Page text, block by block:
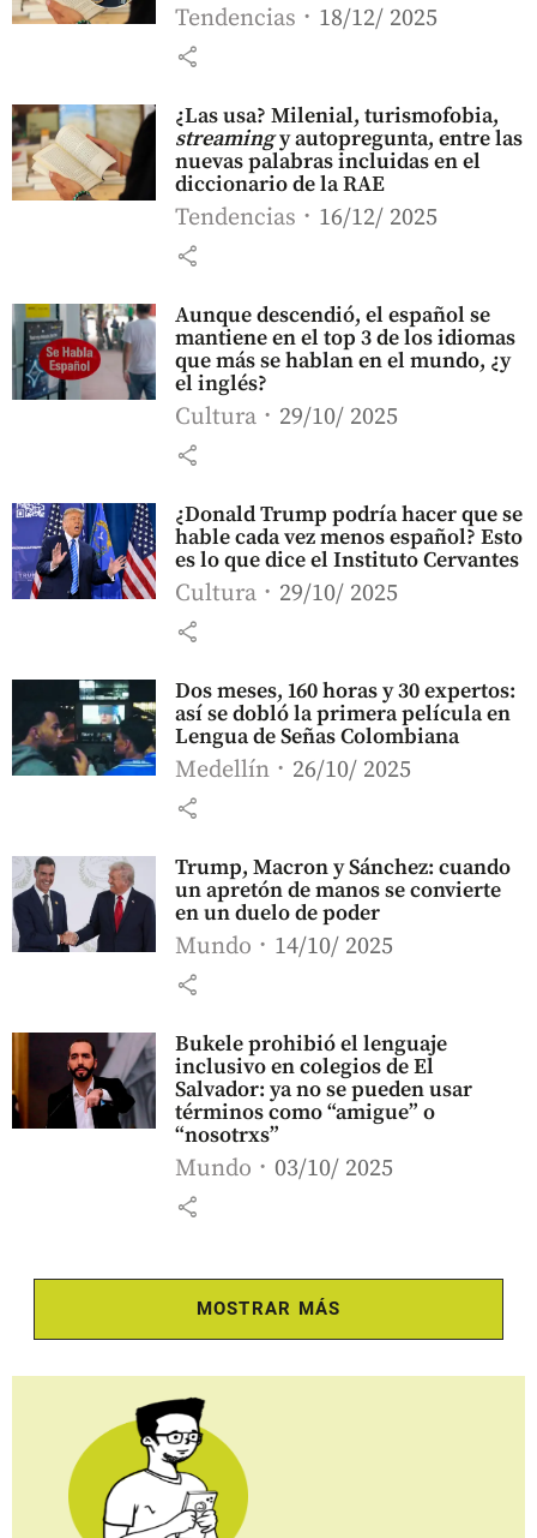
Tendencias 18/12/ 2025
share
¿Las usa? Milenial, turismofobia,
streamingy autopregunta, entre las
nuevas palabras incluidas en el
diccionario de la RAE
Tendencias 16/12/ 2025
share
Aunque descendió, el español se
mantiene en el top 3 de los idiomas
que más se hablan en el mundo, ¿y
el inglés?
Cultura 29/10/ 2025
share
¿Donald Trump podría hacer que se
hable cada vez menos español? Esto
es lo que dice el Instituto Cervantes
Cultura 29/10/ 2025
share
Dos meses, 160 horas y 30 expertos:
así se dobló la primera película en
Lengua de Señas Colombiana
Medellín 26/10/ 2025
share
Trump, Macron y Sánchez: cuando
un apretón de manos se convierte
en un duelo de poder
Mundo 14/10/ 2025
share
Bukele prohibió el lenguaje
inclusivo en colegios de El
Salvador: ya no se pueden usar
términos como “amigue” o
“nosotrxs”
Mundo 03/10/ 2025
share
MOSTRAR MÁS